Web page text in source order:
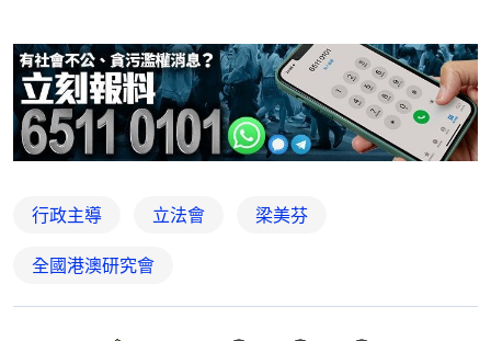
行政主導 立法會 梁美芬
全國港澳研究會